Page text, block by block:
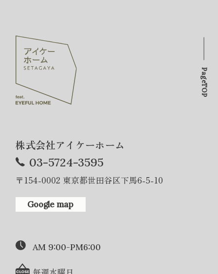
株式会社アイケーホーム
03-5724-3595
〒154-0002 東京都世田谷区下馬6-5-10
Google map
AM 9:00-PM6:00
PageTOP